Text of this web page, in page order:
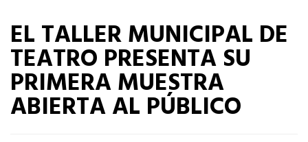
EL TALLER MUNICIPAL DE
TEATRO PRESENTA SU
PRIMERA MUESTRA
ABIERTA AL PÚBLICO